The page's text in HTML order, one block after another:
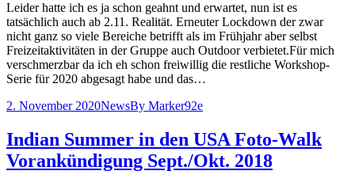
Leider hatte ich es ja schon geahnt und erwartet, nun ist es
tatsächlich auch ab 2.11. Realität. Erneuter Lockdown der zwar
nicht ganz so viele Bereiche betrifft als im Frühjahr aber selbst
Freizeitaktivitäten in der Gruppe auch Outdoor verbietet.Für mich
verschmerzbar da ich eh schon freiwillig die restliche Workshop-
Serie für 2020 abgesagt habe und das…
2. November 2020NewsBy Marker92e
Indian Summer in den USA Foto-Walk
Vorankündigung Sept./Okt. 2018